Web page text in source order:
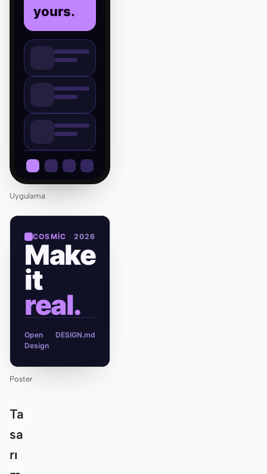
yours.
Uygulama
COSMIC 2026
Make
it
real.
Open
Design
DESIGN.md
Poster
Ta
sa
rı